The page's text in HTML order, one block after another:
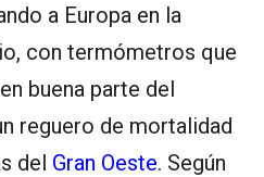
a Europa en la
con termómetros que
en buena parte del
reguero de mortalidad
del Gran Oeste. Según